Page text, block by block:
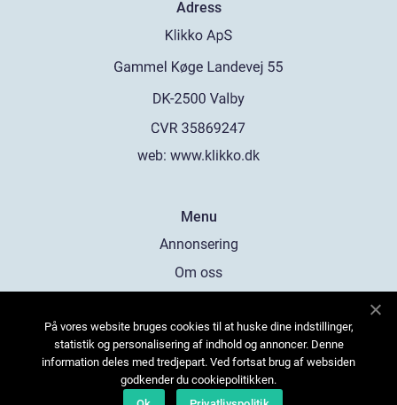
Adress
web: www.klikko.dk
Menu
Annonsering
Om oss
Kontakta oss
Sitemap
På vores website bruges cookies til at huske dine indstillinger,
statistik og personalisering af indhold og annoncer. Denne
information deles med tredjepart. Ved fortsat brug af websiden
godkender du cookiepolitikken.